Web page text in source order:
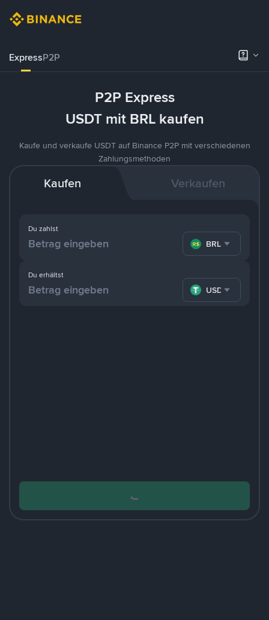
ExpressP2P
P2P Express
USDT mit BRL kaufen
Kaufe und verkaufe USDT auf Binance P2P mit verschiedenen
Zahlungsmethoden
Kaufen Verkaufen
Du zahlst
BRL
Du erhältst
USDT